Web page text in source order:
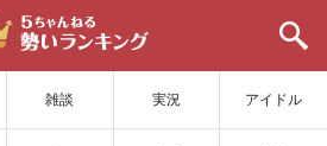
雑談 実況 アイドル
サイトを更新